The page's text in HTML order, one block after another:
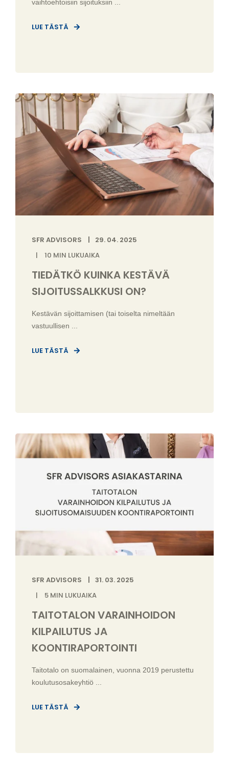
vaihtoehtoisiin sijoituksiin ...
LUE TÄSTÄ
SFR ADVISORS
29. 04. 2025
10 MIN LUKUAIKA
TIEDÄTKÖ KUINKA KESTÄVÄ
SIJOITUSSALKKUSI ON?
Kestävän sijoittamisen (tai toiselta nimeltään
vastuullisen ...
LUE TÄSTÄ
SFR ADVISORS
31. 03. 2025
5 MIN LUKUAIKA
TAITOTALON VARAINHOIDON
KILPAILUTUS JA
KOONTIRAPORTOINTI
Taitotalo on suomalainen, vuonna 2019 perustettu
koulutusosakeyhtiö ...
LUE TÄSTÄ